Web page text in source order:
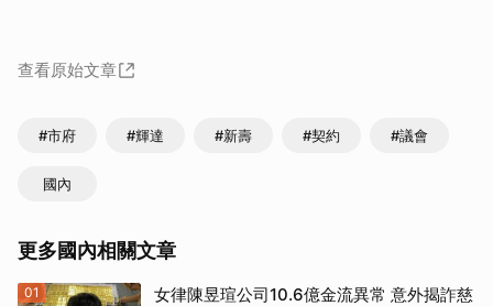
查看原始文章
#市府 #輝達 #新壽 #契約 #議會
國內
更多國內相關文章
01
女律陳昱瑄公司10.6億金流異常 意外揭詐慈